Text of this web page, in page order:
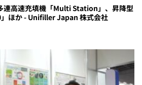
連高速充填機「Multi Station」、昇降型
ほか - Unifiller Japan 株式会社